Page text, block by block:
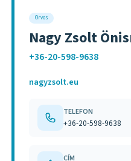
Orvos
Nagy Zsolt
+36-20-598-9638
nagyzsolt.eu
TELEFON
+36-20-598-9638
CÍM